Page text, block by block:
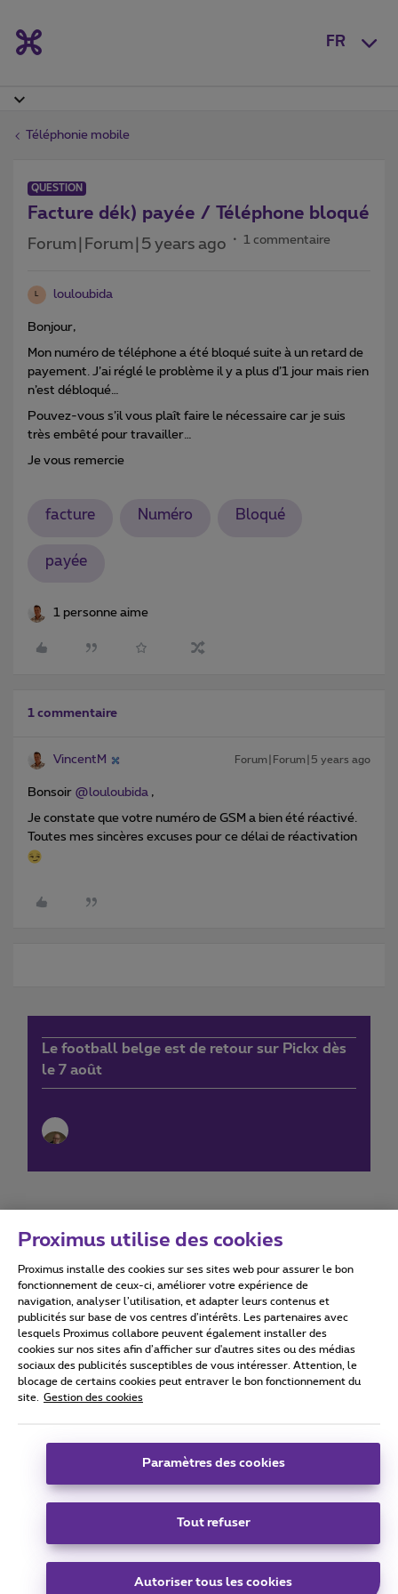
FR
Téléphonie mobile
QUESTION
Facture dék) payée / Téléphone bloqué
Forum|Forum|5 years ago 1 commentaire
L louloubida
Bonjour,
Mon numéro de téléphone a été bloqué suite à un retard de
payement. J’ai réglé le problème il y a plus d’1 jour mais rien
n’est débloqué…
Pouvez-vous s’il vous plaît faire le nécessaire car je suis
très embêté pour travailler…
Je vous remercie
facture Numéro Bloqué
payée
1 personne aime
1 commentaire
VincentM Forum|Forum|5 years ago
Bonsoir @louloubida ,
Je constate que votre numéro de GSM a bien été réactivé.
Toutes mes sincères excuses pour ce délai de réactivation
Le football belge est de retour sur Pickx dès
le 7 août
Conditions d'utilisation Accessibility statement
Tous droits réservés. © 2026
Conditions générales, info consommateur
Coordonnées de l’entreprise
Boulevard du Roi Albert II 27 - B-1030 Bruxelles.
Carrier & Wholesale Solutions
|Telindus
Proximus utilise des cookies
Proximus installe des cookies sur ses sites web pour assurer le bon
fonctionnement de ceux-ci, améliorer votre expérience de
navigation, analyser l’utilisation, et adapter leurs contenus et
publicités sur base de vos centres d’intérêts. Les partenaires avec
lesquels Proximus collabore peuvent également installer des
cookies sur nos sites afin d’afficher sur d'autres sites ou des médias
sociaux des publicités susceptibles de vous intéresser. Attention, le
blocage de certains cookies peut entraver le bon fonctionnement du
site.
Gestion des cookies
Paramètres des cookies
Tout refuser
Autoriser tous les cookies